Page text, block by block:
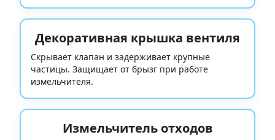
Декоративная крышка вентиля
Скрывает клапан и задерживает крупные
частицы. Защищает от брызг при работе
измельчителя.
Измельчитель отходов